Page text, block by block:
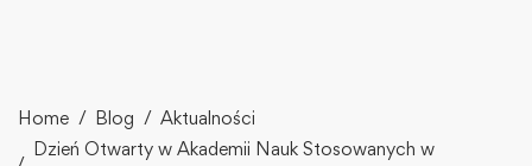
Home Blog
Aktualności
Dzień Otwarty w Akademii Nauk Stosowanych w